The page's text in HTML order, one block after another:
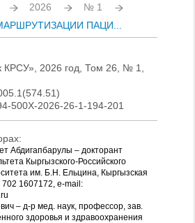
2026
№ 1
ПАЦИ...
КРСУ», 2026 год, Том 26, № 1,
500X-2026-26-1-194-201
Абдигапбарулы – докторант
Кыргызского-Российского
им. Б.Н. Ельцина, Кыргызская
702 1607172, e-mail:
– д-р мед. наук, профессор, зав.
здоровья и здравоохранения